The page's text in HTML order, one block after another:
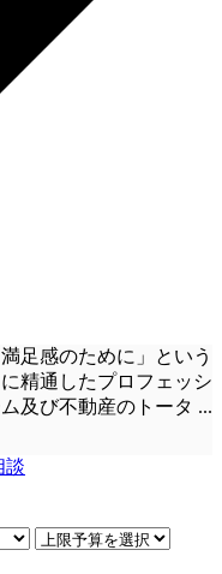
足感のために」という
精通したプロフェッシ
及び不動産のトータ ...
談